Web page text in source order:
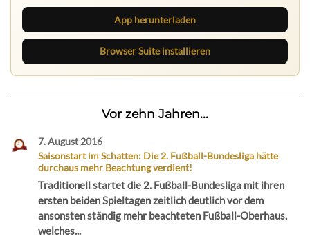
App herunterladen
Browser Suite installieren
Vor zehn Jahren...
7. August 2016
Saisonstart im Schatten: Die 2. Fußball-Bundesliga hätte
durchaus mehr Beachtung verdient!
Traditionell startet die 2. Fußball-Bundesliga mit ihren
ersten beiden Spieltagen zeitlich deutlich vor dem
ansonsten ständig mehr beachteten Fußball-Oberhaus,
welches...